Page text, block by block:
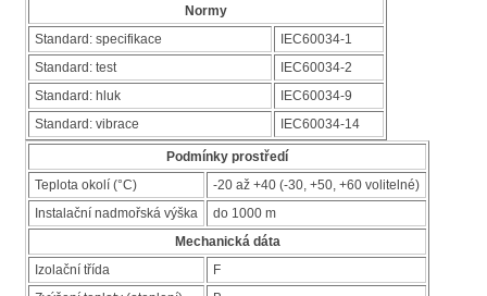
Normy
Standard: specifikace
IEC60034-1
Standard: test
IEC60034-2
Standard: hluk
IEC60034-9
Standard: vibrace
IEC60034-14
Podmínky prostředí
Teplota okolí (°C)
-20 až +40 (-30, +50, +60 volitelné)
Instalační nadmořská výška
do 1000 m
Mechanická dáta
Izolační třída
F